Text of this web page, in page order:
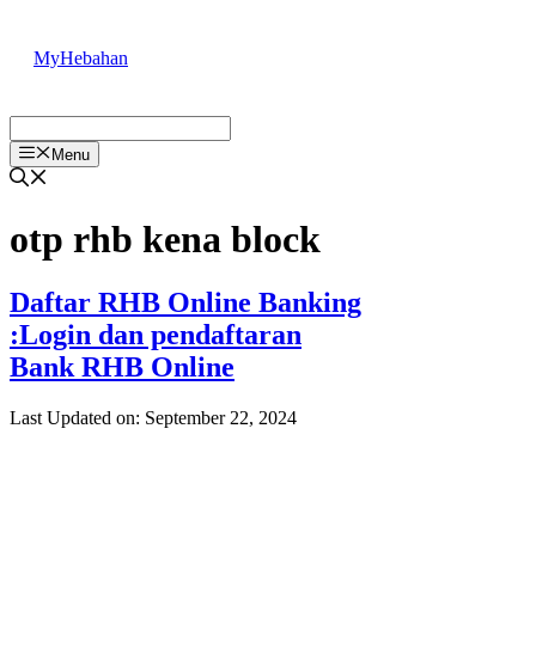
content
MyHebahan
Menu
otp rhb kena block
Daftar RHB Online Banking
:Login dan pendaftaran
Bank RHB Online
Last Updated on: September 22, 2024